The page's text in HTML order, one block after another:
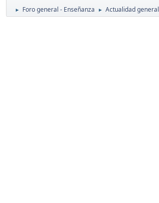
► Foro general - Enseñanza ► Actualidad general